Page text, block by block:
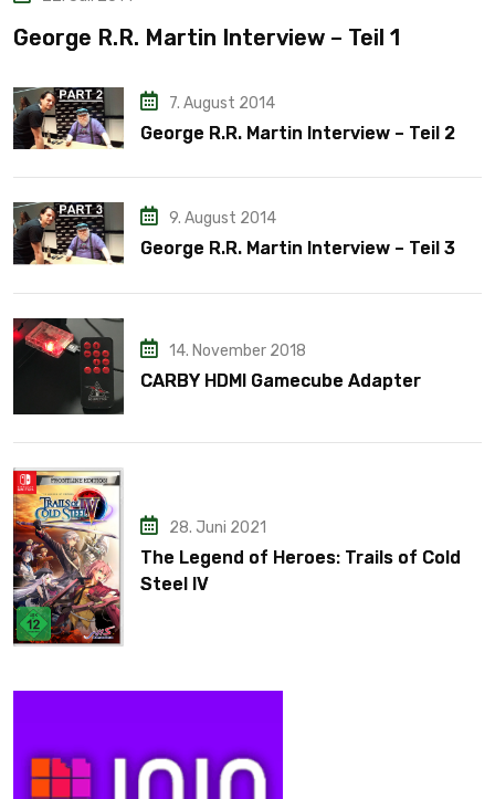
George R.R. Martin Interview – Teil 1
7. August 2014
George R.R. Martin Interview – Teil 2
9. August 2014
George R.R. Martin Interview – Teil 3
14. November 2018
CARBY HDMI Gamecube Adapter
28. Juni 2021
The Legend of Heroes: Trails of Cold
Steel IV